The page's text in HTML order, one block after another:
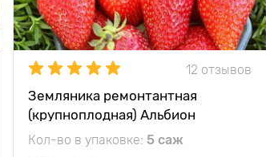
12 отзывов
Земляника ремонтантная
(крупноплодная) Альбион
Кол-во в упаковке: 5 саж